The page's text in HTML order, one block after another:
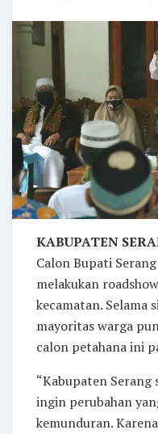
KABUPATEN
Calon Bupati
melakukan
kecamatan. Selama
mayoritas warga
calon petahana ini
“Kabupaten Serang
ingin perubahan
kemunduran.